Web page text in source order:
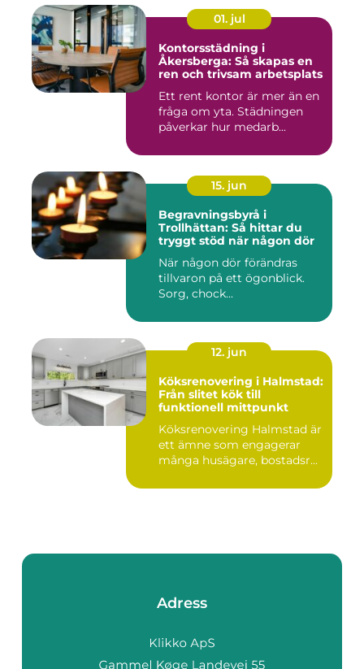
01. jul
Kontorsstädning i
Åkersberga: Så skapas en
ren och trivsam arbetsplats
Ett rent kontor är mer än en
fråga om yta. Städningen
påverkar hur medarb...
15. jun
Begravningsbyrå i
Trollhättan: Så hittar du
tryggt stöd när någon dör
När någon dör förändras
tillvaron på ett ögonblick.
Sorg, chock...
12. jun
Köksrenovering i Halmstad:
Från slitet kök till
funktionell mittpunkt
Köksrenovering Halmstad är
ett ämne som engagerar
många husägare, bostadsr...
Adress